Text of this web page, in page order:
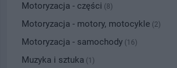
Motoryzacja - części (8)
Motoryzacja - motory, motocykle (2)
Motoryzacja - samochody (16)
Muzyka i sztuka (1)